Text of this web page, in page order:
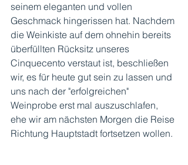
seinem eleganten und vollen
Geschmack hingerissen hat. Nachdem
die Weinkiste auf dem ohnehin bereits
überfüllten Rücksitz unseres
Cinquecento verstaut ist, beschließen
wir, es für heute gut sein zu lassen und
uns nach der "erfolgreichen"
Weinprobe erst mal auszuschlafen,
ehe wir am nächsten Morgen die Reise
Richtung Hauptstadt fortsetzen wollen.